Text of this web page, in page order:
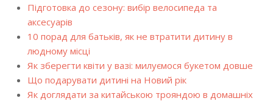
Підготовка до сезону: вибір велосипеда та
аксесуарів
10 порад для батьків, як не втратити дитину в
людному місці
Як зберегти квіти у вазі: милуємося букетом довше
Що подарувати дитині на Новий рік
Як доглядати за китайською трояндою в домашніх